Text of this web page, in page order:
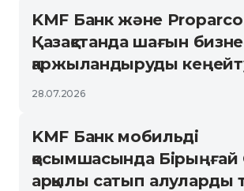
KMF Банк және Proparco
Қазақстанда шағын
қаржыландыруды
28.07.2026
KMF Банк мобильді
қосымшасында Бірыңғай
арқылы сатып алуларды